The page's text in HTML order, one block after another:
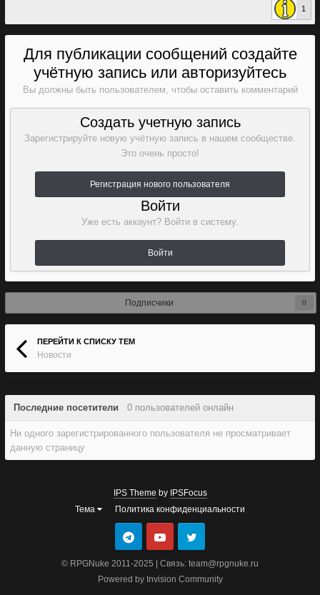
1
Для публикации сообщений создайте
учётную запись или авторизуйтесь
Вы должны быть пользователем, чтобы оставить комментарий
Создать учетную запись
Зарегистрируйте новую учётную запись в нашем сообществе.
Это очень просто!
Регистрация нового пользователя
Войти
Уже есть аккаунт? Войти в систему.
Войти
Подписчики 0
ПЕРЕЙТИ К СПИСКУ ТЕМ
Новости
Последние посетители 0 пользователей онлайн
Ни одного зарегистрированного пользователя не просматривает
данную страницу
IPS Theme by IPSFocus
Тема
Политика конфиденциальности
© RPGNuke 2011-2025 | Связь: team@rpgnuke.ru
Powered by Invision Community